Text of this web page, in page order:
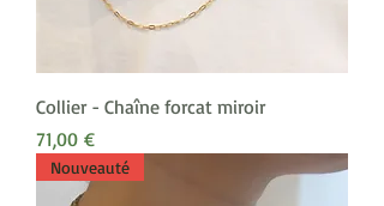
Collier - Chaîne forcat miroir
Prix
71,00 €
Nouveauté